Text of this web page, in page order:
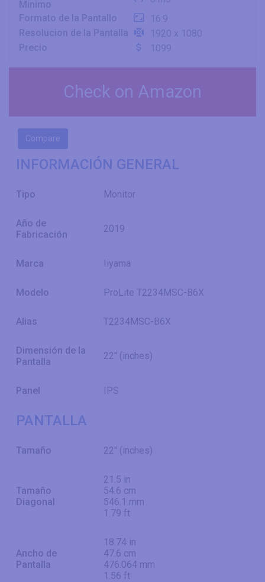
Formato de la Pantallo
16:9
Precio
1099
Check on Amazon
Compare
INFORMACIÓN GENERAL
Tipo Monitor
Año de
Fabricación
2019
Marca Iiyama
Modelo ProLite T2234MSC-B6X
Alias T2234MSC-B6X
Dimensión de la
Pantalla
22" (inches)
Panel IPS
PANTALLA
Tamaño 22" (inches)
Tamaño
Diagonal
21.5 in
54.6 cm
546.1 mm
1.79 ft
Ancho de
Pantalla
18.74 in
47.6 cm
476.064 mm
1.56 ft